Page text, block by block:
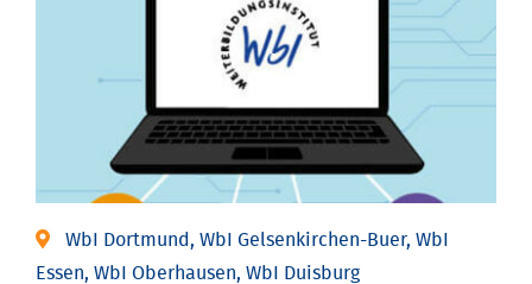
WbI Dortmund, WbI Gelsenkirchen-Buer, WbI
Essen, WbI Oberhausen, WbI Duisburg